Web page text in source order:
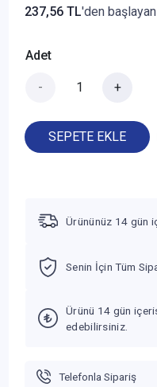
237,56 TL'den
Adet
- +
SEPETE EKLE
Ürününüz 14 gün
Senin İçin Tüm
Ürünü 14 gün
edebilirsiniz.
Telefonla Sipariş